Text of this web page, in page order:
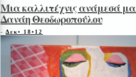
Μια καλλιτέχνις ανάμεσά
Δανάη Θεοδωροπούλου
- Δεκ• 18•12